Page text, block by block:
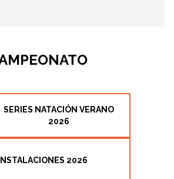
SERIES NATACIÓN VERANO
2026
INSTALACIONES 2026